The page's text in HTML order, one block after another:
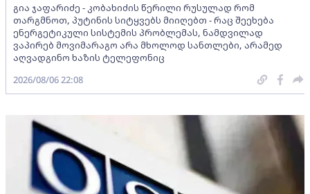
გია ჯაფარიძე - კობახიძის წერილი რუსულად რომ
თარგმნოთ, პუტინის სიტყვებს მიიღებთ - რაც შეეხება
ენერგეტიკული სისტემის პრობლემას, ნამდვილად
ვაპირებ მოვიმარაგო არა მხოლოდ სანთლები, არამედ
აღვადგინო ხაზის ტელეფონიც
2026/08/06 22:08